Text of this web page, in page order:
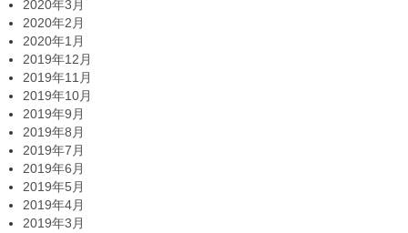
2020年3月
2020年2月
2020年1月
2019年12月
2019年11月
2019年10月
2019年9月
2019年8月
2019年7月
2019年6月
2019年5月
2019年4月
2019年3月